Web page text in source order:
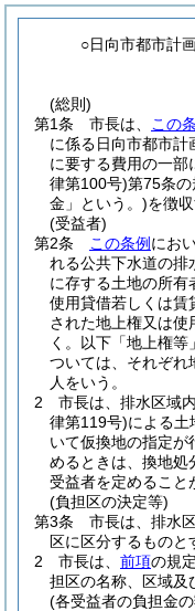
○日向市都市計
(総則)
第1条
市長は、 この
に係る日向市都市計
に要する費用の一部
律第100号)第75条
金」という。)を徴
(受益者)
第2条
この条例 にお
れる公共下水道の排
に存する土地の所有
使用貸借若しくは賃
された地上権又は使
く。以下「地上権等
ついては、それぞれ
人をいう。
2
市長は、排水区域
律第119号)による土
いて仮換地の指定が
めるときは、換地処
受益者を定めること
(負担区の決定等)
第3条
市長は、排水
区に区分するものと
2
市長は、 前項の規
担区の名称、区域及
(各受益者の負担金